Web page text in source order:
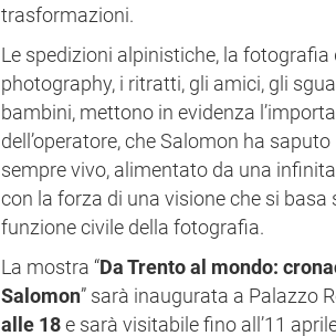
trasformazioni.
Le spedizioni alpinistiche, la fotografia
photography, i ritratti, gli amici, gli
bambini, mettono in evidenza
dell’operatore, che Salomon ha
sempre vivo, alimentato da una
con la forza di una visione che si
funzione civile della fotografia.
La mostra “Da Trento al mondo:
Salomon” sarà inaugurata a Palazzo
alle 18e sarà visitabile fino all’11